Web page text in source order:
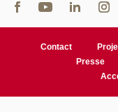
Contact
Presse